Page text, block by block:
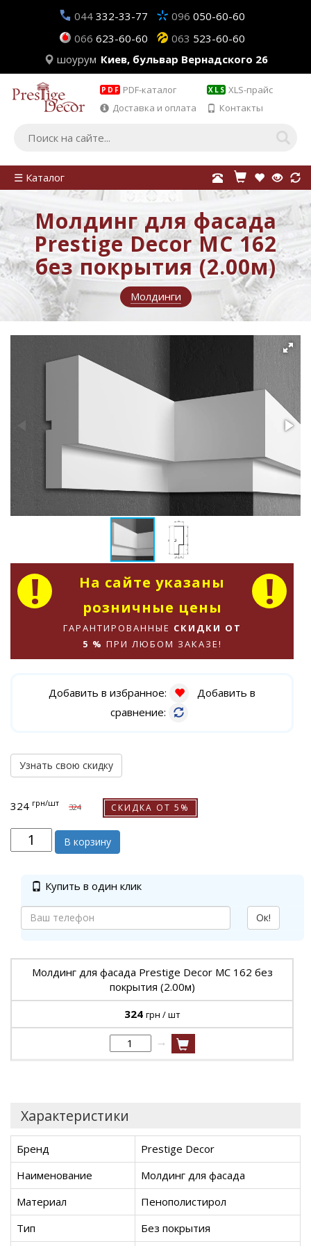
044 332-33-77 096 050-60-60
066 623-60-60 063 523-60-60
шоурум Киев, бульвар Вернадского 26
PDF PDF-каталог XLS XLS-прайс
Доставка и оплата
Контакты
☰ Каталог
Молдинг для фасада
Prestige Decor MC 162
без покрытия (2.00м)
Молдинги
На сайте указаны
розничные цены
ГАРАНТИРОВАННЫЕ СКИДКИ ОТ
5 % ПРИ ЛЮБОМ ЗАКАЗЕ!
Добавить в избранное:
Добавить в
сравнение:
Узнать свою скидку
324 грн/шт 324 СКИДКА ОТ 5%
В корзину
Купить в один клик
Ок!
Молдинг для фасада Prestige Decor MC 162 без
покрытия (2.00м)
324 грн / шт
→
Характеристики
Бренд
Prestige Decor
Наименование
Молдинг для фасада
Материал
Пенополистирол
Тип
Без покрытия